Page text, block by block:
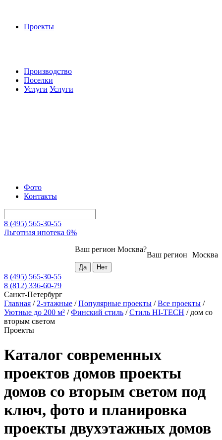
Проекты
Производство
Поселки
Услуги Услуги
Фото
Контакты
8 (495) 565-30-55
Льготная ипотека 6%
Москва
Ваш регион
Ваш регион Москва?
8 (495) 565-30-55
8 (812) 336-60-79
Санкт-Петербург
Главная / 2-этажные /Популярные проекты /Все проекты /
Уютные до 200 м² /Финский стиль /Стиль HI-TECH / дом со
вторым светом
Проекты
Каталог современных
проектов домов проекты
домов со вторым светом под
ключ, фото и планировка
проекты двухэтажных домов